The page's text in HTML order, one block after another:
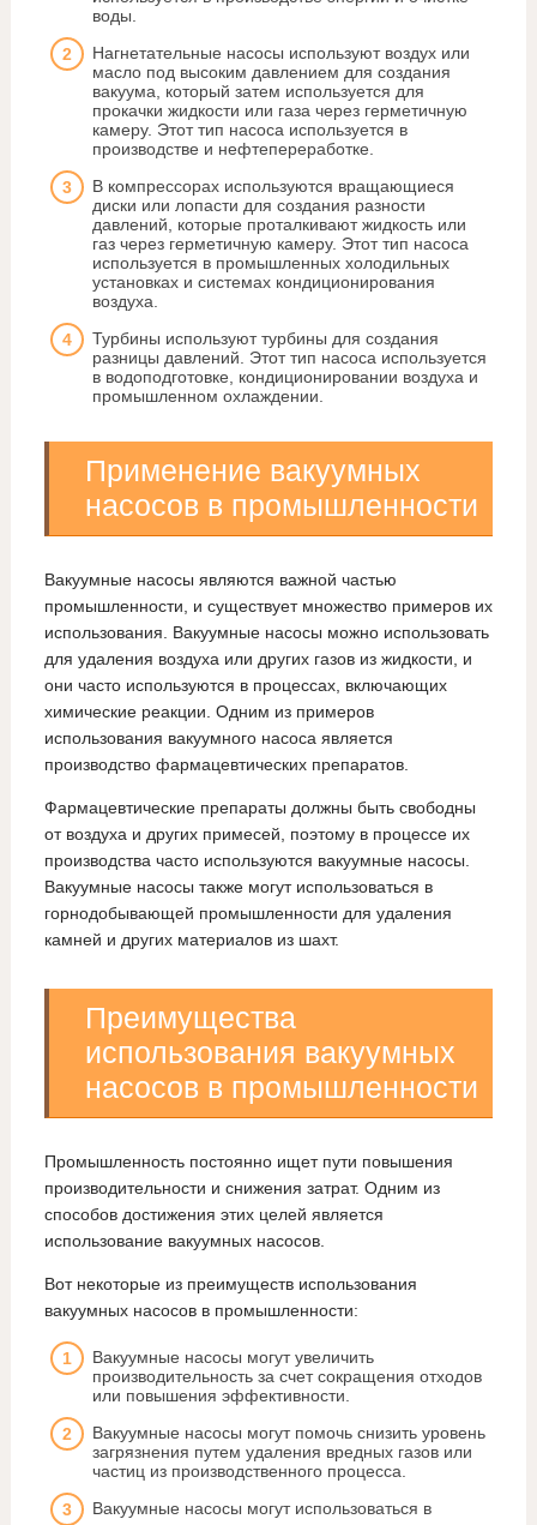
воды.
Нагнетательные насосы используют воздух или
масло под высоким давлением для создания
вакуума, который затем используется для
прокачки жидкости или газа через герметичную
камеру. Этот тип насоса используется в
производстве и нефтепереработке.
В компрессорах используются вращающиеся
диски или лопасти для создания разности
давлений, которые проталкивают жидкость или
газ через герметичную камеру. Этот тип насоса
используется в промышленных холодильных
установках и системах кондиционирования
воздуха.
Турбины используют турбины для создания
разницы давлений. Этот тип насоса используется
в водоподготовке, кондиционировании воздуха и
промышленном охлаждении.
Применение вакуумных
насосов в промышленности
Вакуумные насосы являются важной частью
промышленности, и существует множество примеров их
использования. Вакуумные насосы можно использовать
для удаления воздуха или других газов из жидкости, и
они часто используются в процессах, включающих
химические реакции. Одним из примеров
использования вакуумного насоса является
производство фармацевтических препаратов.
Фармацевтические препараты должны быть свободны
от воздуха и других примесей, поэтому в процессе их
производства часто используются вакуумные насосы.
Вакуумные насосы также могут использоваться в
горнодобывающей промышленности для удаления
камней и других материалов из шахт.
Преимущества
использования вакуумных
насосов в промышленности
Промышленность постоянно ищет пути повышения
производительности и снижения затрат. Одним из
способов достижения этих целей является
использование вакуумных насосов.
Вот некоторые из преимуществ использования
вакуумных насосов в промышленности:
Вакуумные насосы могут увеличить
производительность за счет сокращения отходов
или повышения эффективности.
Вакуумные насосы могут помочь снизить уровень
загрязнения путем удаления вредных газов или
частиц из производственного процесса.
Вакуумные насосы могут использоваться в